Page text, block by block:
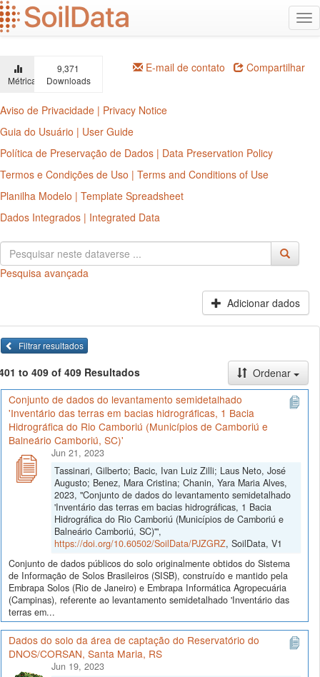
Ir
para
o
principal
Métricas
9,371
Downloads
E-mail de contato Compartilhar
Aviso de Privacidade | Privacy Notice
Guia do Usuário | User Guide
Política de Preservação de Dados | Data Preservation Policy
Termos e Condições de Uso | Terms and Conditions of Use
Planilha Modelo | Template Spreadsheet
Dados Integrados | Integrated Data
Pesquisa avançada
Adicionar dados
Filtrar resultados
to 409 of 409 Resultados
Ordenar
Conjunto de dados do levantamento semidetalhado
'Inventário das terras em bacias hidrográficas, 1 Bacia
Hidrográfica do Rio Camboriú (Municípios de Camboriú e
Balneário Camboriú, SC)'
Jun 21, 2023
Tassinari, Gilberto; Bacic, Ivan Luiz Zilli; Laus Neto, José
Augusto; Benez, Mara Cristina; Chanin, Yara Maria Alves,
2023, "Conjunto de dados do levantamento semidetalhado
'Inventário das terras em bacias hidrográficas, 1 Bacia
Hidrográfica do Rio Camboriú (Municípios de Camboriú e
Balneário Camboriú, SC)'",
https://doi.org/10.60502/SoilData/PJZGRZ, SoilData, V1
Conjunto de dados públicos do solo originalmente obtidos do Sistema
de Informação de Solos Brasileiros (SISB), construído e mantido pela
Embrapa Solos (Rio de Janeiro) e Embrapa Informática Agropecuária
(Campinas), referente ao levantamento semidetalhado 'Inventário das
terras em...
Dados do solo da área de captação do Reservatório do
DNOS/CORSAN, Santa Maria, RS
Jun 19, 2023